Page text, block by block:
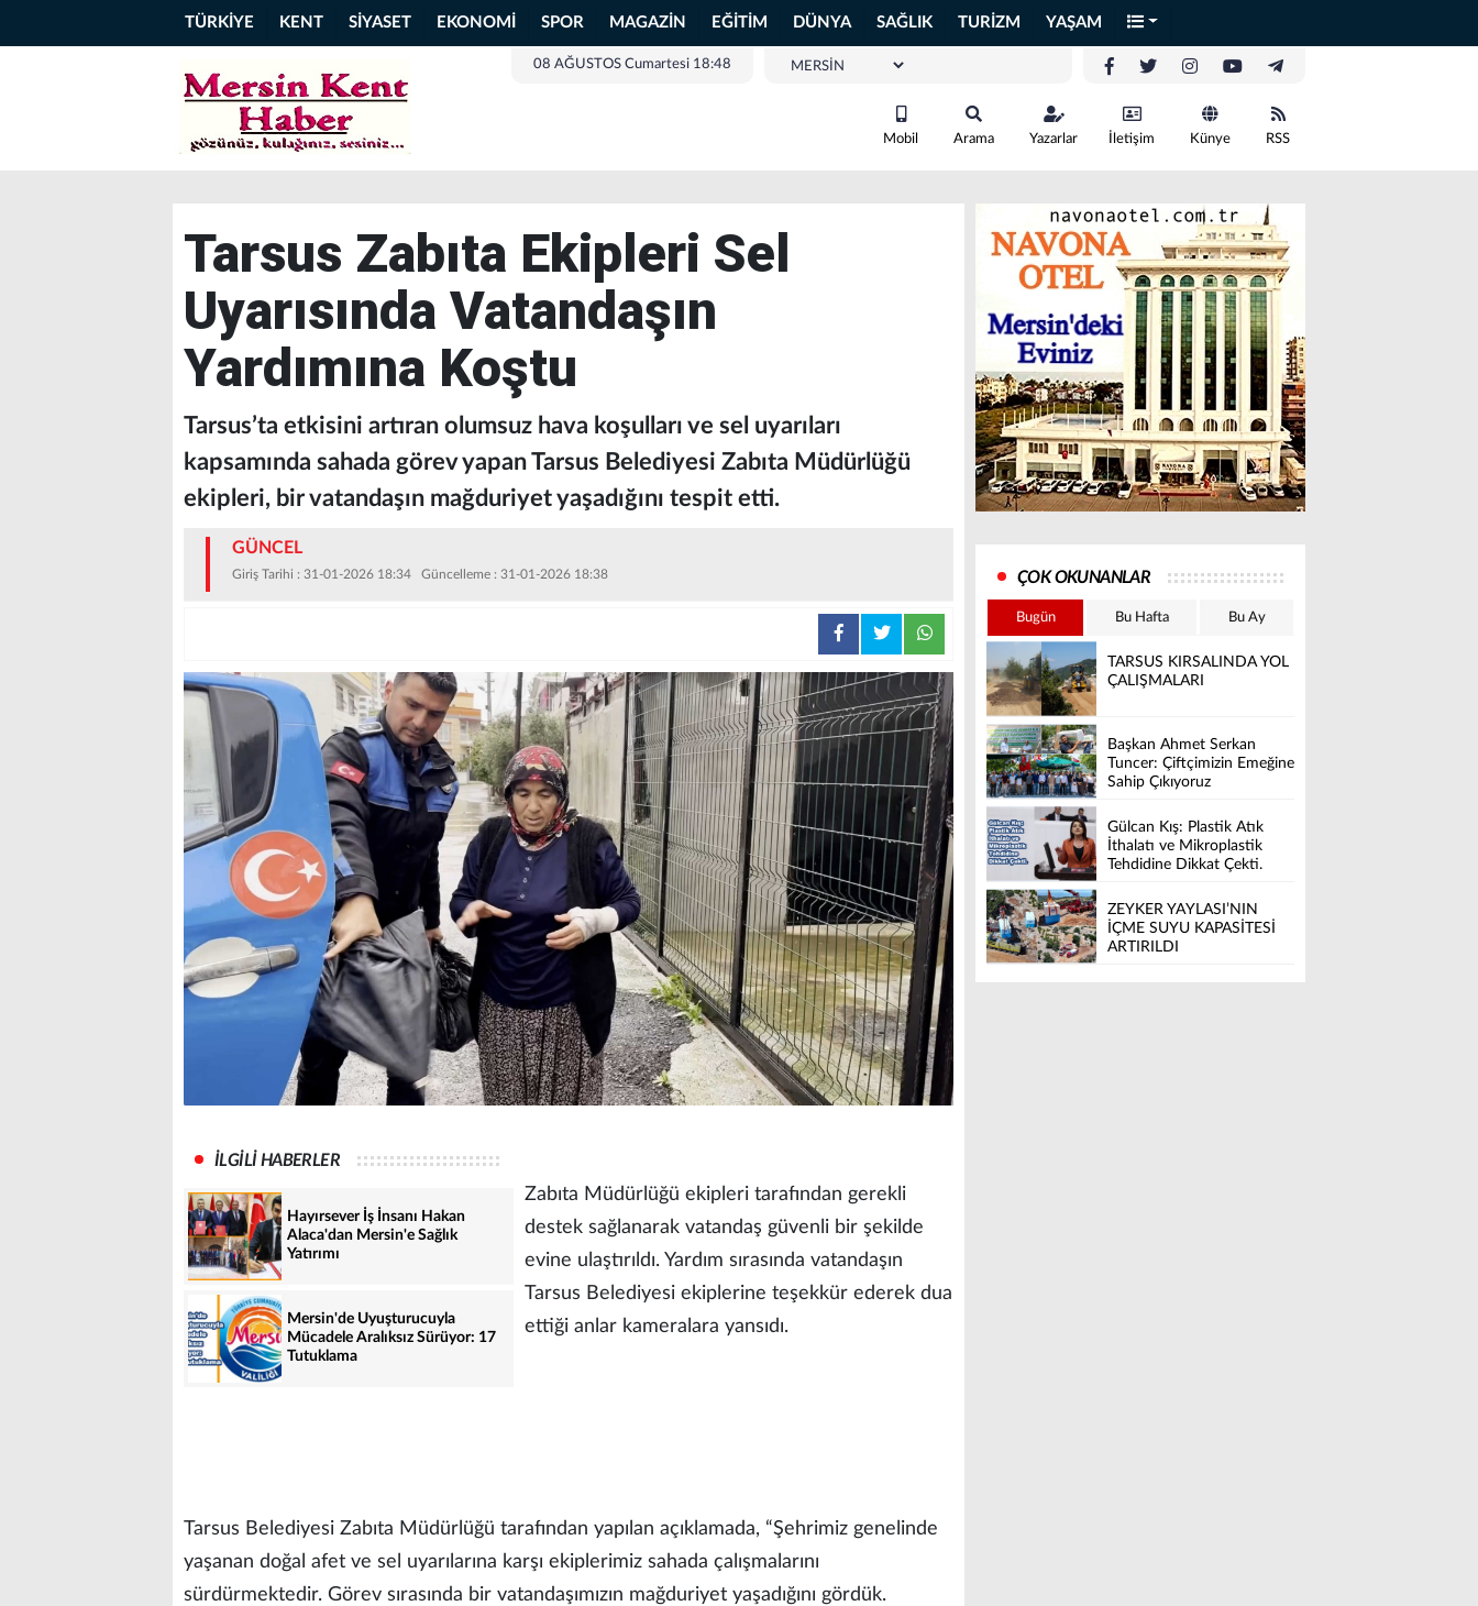
TÜRKİYE KENT SİYASET EKONOMİ SPOR MAGAZİN EĞİTİM DÜNYA SAĞLIK TURİZM YAŞAM
08 AĞUSTOS Cumartesi 18:48
Mobil Arama Yazarlar İletişim Künye RSS
Tarsus Zabıta Ekipleri Sel
Uyarısında Vatandaşın
Yardımına Koştu
Tarsus’ta etkisini artıran olumsuz hava koşulları ve sel uyarıları
kapsamında sahada görev yapan Tarsus Belediyesi Zabıta Müdürlüğü
ekipleri, bir vatandaşın mağduriyet yaşadığını tespit etti.
GÜNCEL
Giriş Tarihi : 31-01-2026 18:34 Güncelleme : 31-01-2026 18:38
İLGİLİ HABERLER
Hayırsever İş İnsanı Hakan
Alaca'dan Mersin'e Sağlık
Yatırımı
Mersin'de Uyuşturucuyla
Mücadele Aralıksız Sürüyor: 17
Tutuklama
Zabıta Müdürlüğü ekipleri tarafından gerekli
destek sağlanarak vatandaş güvenli bir şekilde
evine ulaştırıldı. Yardım sırasında vatandaşın
Tarsus Belediyesi ekiplerine teşekkür ederek dua
ettiği anlar kameralara yansıdı.
Tarsus Belediyesi Zabıta Müdürlüğü tarafından yapılan açıklamada, “Şehrimiz genelinde
yaşanan doğal afet ve sel uyarılarına karşı ekiplerimiz sahada çalışmalarını
sürdürmektedir. Görev sırasında bir vatandaşımızın mağduriyet yaşadığını gördük.
ÇOK OKUNANLAR
Bugün Bu Hafta Bu Ay
TARSUS KIRSALINDA YOL
ÇALIŞMALARI
Başkan Ahmet Serkan
Tuncer: Çiftçimizin Emeğine
Sahip Çıkıyoruz
Gülcan Kış: Plastik Atık
İthalatı ve Mikroplastik
Tehdidine Dikkat Çekti.
ZEYKER YAYLASI’NIN
İÇME SUYU KAPASİTESİ
ARTIRILDI